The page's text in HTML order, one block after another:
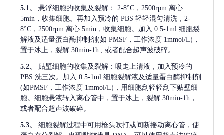
5.1、 悬浮细胞的收集及裂解：
2-8°C，2500rpm 离心
5min，收集细胞。再加入预冷的 PBS 轻轻混匀清洗，2-
8°C，2500rpm 离心 5min，收集细胞。加入 0.5-1ml 细胞裂
解液及适量蛋白酶抑制剂(如 PMSF，工作浓度 1mmol/L)，
置于冰上，裂解 30min-1h , 或者配合超声波破碎。
5.2、
贴壁细胞的收集及裂解：吸走上清液，加入预冷的
PBS 洗三次。加入 0.5-1ml 细胞裂解液及适量蛋白酶抑制剂
(如PMSF，工作浓度 1mmol/L)，用细胞刮轻轻刮下贴壁细
胞。细胞悬液转入离心管中，置于冰上，裂解 30min-1h，
或者配合超声波破碎。
5.3、
细胞裂解过程中可用枪头吹打或间断摇动离心管，使